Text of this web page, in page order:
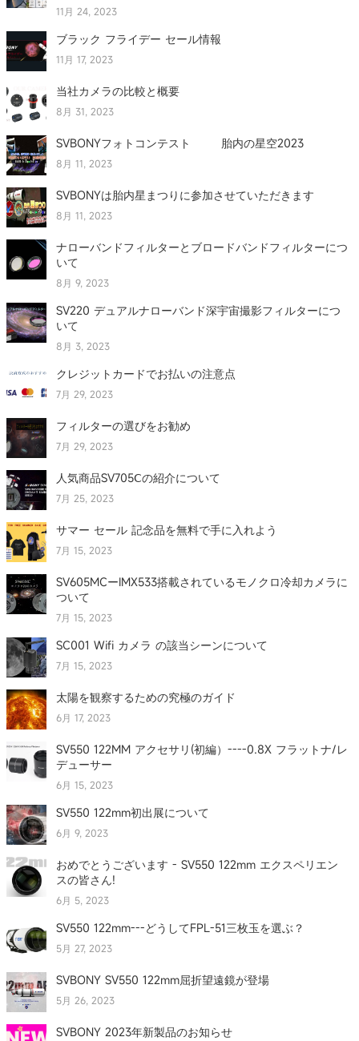
11月 24, 2023
ブラック フライデー セール情報
11月 17, 2023
当社カメラの比較と概要
8月 31, 2023
SVBONYフォトコンテスト 胎内の星空2023
8月 11, 2023
SVBONYは胎内星まつりに参加させていただきます
8月 11, 2023
ナローバンドフィルターとブロードバンドフィルターにつ
いて
8月 9, 2023
SV220 デュアルナローバンド深宇宙撮影フィルターにつ
いて
8月 3, 2023
クレジットカードでお払いの注意点
7月 29, 2023
フィルターの選びをお勧め
7月 29, 2023
人気商品SV705Ⅽの紹介について
7月 25, 2023
サマー セール 記念品を無料で手に入れよう
7月 15, 2023
SV605MCーIMX533搭載されているモノクロ冷却カメラに
ついて
7月 15, 2023
SC001 Wifi カメラ の該当シーンについて
7月 15, 2023
太陽を観察するための究極のガイド
6月 17, 2023
SV550 122MM アクセサリ(初編）----0.8X フラットナ/レ
デューサー
6月 15, 2023
SV550 122mm初出展について
6月 9, 2023
おめでとうございます - SV550 122mm エクスペリエン
スの皆さん!
6月 5, 2023
SV550 122mm---どうしてFPL-51三枚玉を選ぶ？
5月 27, 2023
SVBONY SV550 122mm屈折望遠鏡が登場
5月 26, 2023
SVBONY 2023年新製品のお知らせ